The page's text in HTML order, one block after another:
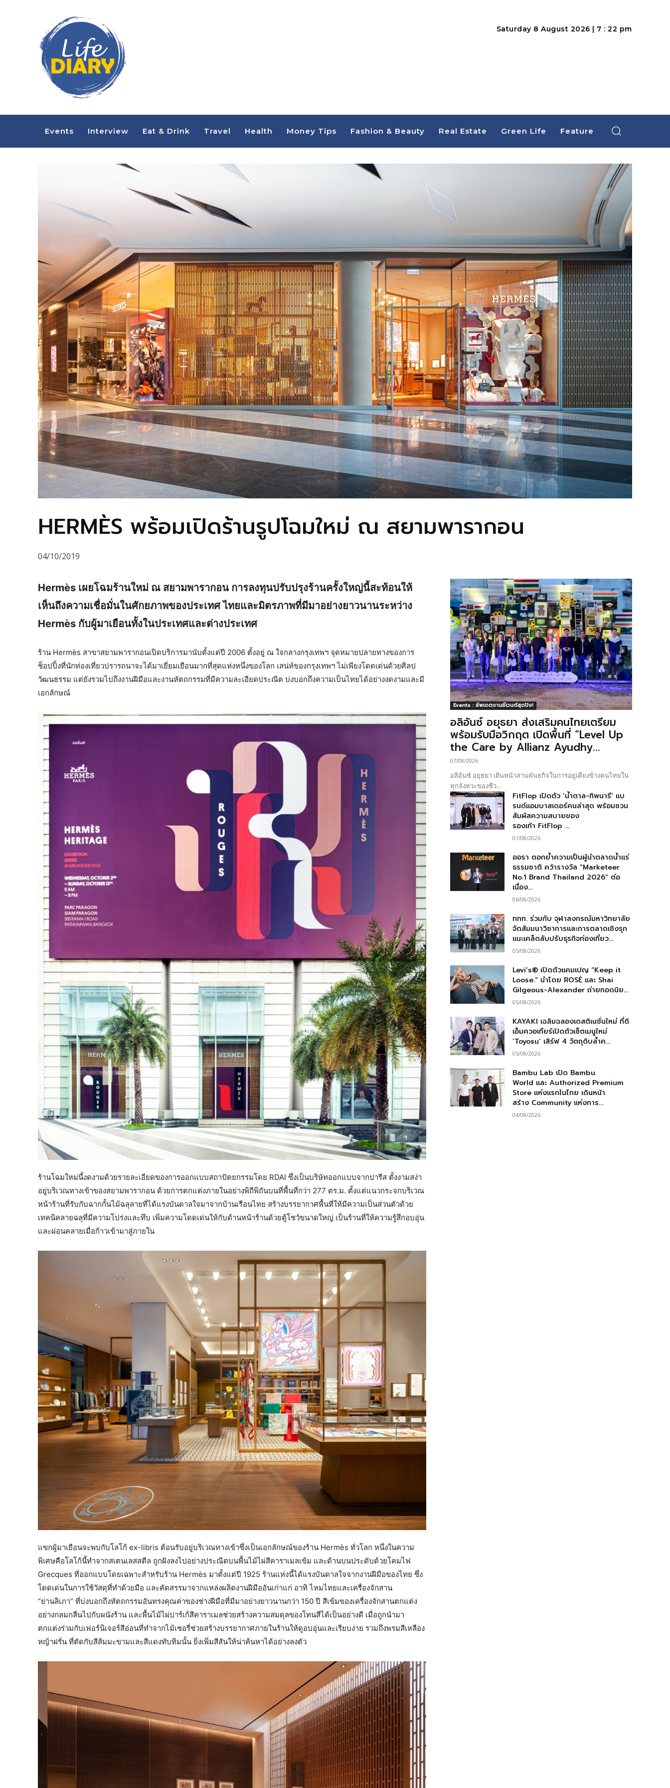
Saturday 8 August 2026 | 7 : 22 pm
Events Interview Eat & Drink Travel Health Money Tips Fashion & Beauty Real Estate Green Life Feature
HERMÈS พร้อมเปิดร้านรูปโฉมใหม่ ณ สยามพารากอน
04/10/2019
Hermès เผยโฉมร้านใหม่ ณ สยามพารากอน การลงทุนปรับปรุงร้านครั้งใหญ่นี้สะท้อนให้
เห็นถึงความเชื่อมั่นในศักยภาพของประเทศ ไทยและมิตรภาพที่มีมาอย่างยาวนานระหว่าง
Hermès กับผู้มาเยือนทั้งในประเทศและต่างประเทศ
ร้าน Hermès สาขาสยามพารากอนเปิดบริการมานับตั้งแต่ปี 2006 ตั้งอยู่ ณ ใจกลางกรุงเทพฯ จุดหมายปลายทางของการ
ช็อปปิ้งที่นักท่องเที่ยวปรารถนาจะได้มาเยี่ยมเยือนมากที่สุดแห่งหนึ่งของโลก เสน่ห์ของกรุงเทพฯ ไม่เพียงโดดเด่นด้วยศิลป
วัฒนธรรม แต่ยังรวมไปถึงงานฝีมือและงานหัตถกรรมที่มีความละเอียดประณีต บ่งบอกถึงความเป็นไทยได้อย่างงดงามและมี
เอกลักษณ์
ร้านโฉมใหม่นี้งดงามด้วยรายละเอียดของการออกแบบสถาปัตยกรรมโดย RDAI ซึ่งเป็นบริษัทออกแบบจากปารีส ตั้งงามสง่า
อยู่บริเวณทางเข้าของสยามพารากอน ด้วยการตกแต่งภายในอย่างพิถีพิถันบนที่พื้นที่กว่า 277 ตร.ม. ตั้งแต่แนวกระจกบริเวณ
หน้าร้านที่รับกับฉากกั้นไม้ฉลุลายที่ได้แรงบันดาลใจมาจากบ้านเรือนไทย สร้างบรรยากาศพื้นที่ให้มีความเป็นส่วนตัวด้วย
เทคนิคลายฉลุที่มีความโปร่งและทึบ เพิ่มความโดดเด่นให้กับด้านหน้าร้านด้วยตู้โชว์ขนาดใหญ่ เป็นร้านที่ให้ความรู้สึกอบอุ่น
และผ่อนคลายเมื่อก้าวเข้ามาสู่ภายใน
แขกผู้มาเยือนจะพบกับโลโก้ ex-libris ต้อนรับอยู่บริเวณทางเข้าซึ่งเป็นเอกลักษณ์ของร้าน Hermès ทั่วโลก หนึ่งในความ
พิเศษคือโลโก้นี้ทำจากสเตนเลสสตีล ถูกฝังลงไปอย่างประณีตบนพื้นไม้ไผ่สีคาราเมลเข้ม และด้านบนประดับด้วยโคมไฟ
Grecques ที่ออกแบบโดยเฉพาะสำหรับร้าน Hermès มาตั้งแต่ปี 1925 ร้านแห่งนี้ได้แรงบันดาลใจจากงานฝีมือของไทย ซึ่ง
โดดเด่นในการใช้วัสดุที่ทำด้วยมือ และคัดสรรมาจากแหล่งผลิตงานฝีมืออันเก่าแก่ อาทิ ไหมไทยและเครื่องจักสาน
“ย่านลิเภา” ที่บ่งบอกถึงหัตถกรรมอันทรงคุณค่าของช่างฝีมือที่มีมาอย่างยาวนานกว่า 150 ปี สีเข้มของเครื่องจักสานตกแต่ง
อย่างกลมกลืนไปกับผนังร้าน และพื้นไม้ไผ่ปาร์เก้สีคาราเมลช่วยสร้างความสมดุลของโทนสีได้เป็นอย่างดี เมื่อถูกนำมา
ตกแต่งร่วมกับเฟอร์นิเจอร์สีอ่อนที่ทำจากไม้เชอรี่ช่วยสร้างบรรยากาศภายในร้านให้ดูอบอุ่นและเรียบง่าย รวมถึงพรมสีเหลือง
หญ้าฝรั่น ที่ตัดกับสีส้มมะขามและสีแดงทับทิมนั้น ยิ่งเพิ่มสีสันให้น่าค้นหาได้อย่างลงตัว
Events : อัพเดตงานอีเวนต์สุดปัง!
อลิอันซ์ อยุธยา ส่งเสริมคนไทยเตรียม
พร้อมรับมือวิกฤต เปิดพื้นที่ “Level Up
the Care by Allianz Ayudhy...
07/08/2026
อลิอันซ์ อยุธยา เดินหน้าสานพันธกิจในการอยู่เคียงข้างคนไทยใน
ทุกจังหวะของชีว...
FitFlop เปิดตัว ‘น้ำตาล-ทิพนารี’ แบ
รนด์แอมบาสเดอร์คนล่าสุด พร้อมชวน
สัมผัสความสบายของ
รองเท้า FitFlop ...
07/08/2026
ออรา ตอกย้ำความเป็นผู้นำตลาดน้ำแร่
ธรรมชาติ คว้ารางวัล “Marketeer
No.1 Brand Thailand 2026” ต่อ
เนื่อง...
06/08/2026
ททท. ร่วมกับ จุฬาลงกรณ์มหาวิทยาลัย
จัดสัมมนาวิชาการและการตลาดเชิงรุก
แนะเคล็ดลับปรับธุรกิจท่องเที่ยว...
05/08/2026
Levi’s® เปิดตัวแคมเปญ “Keep it
Loose.” นำโดย ROSÉ และ Shai
Gilgeous-Alexander ถ่ายทอดนิย...
05/08/2026
KAYAKI เฉลิมฉลองเดสติเนชั่นใหม่ ที่ดิ
เอ็มควอเทียร์เปิดตัวเซ็ตเมนูใหม่
‘Toyosu’ เสิร์ฟ 4 วัตถุดิบล้ำค...
05/08/2026
Bambu Lab เปิด Bambu
World และ Authorized Premium
Store แห่งแรกในไทย เดินหน้า
สร้าง Community แห่งการ...
04/08/2026